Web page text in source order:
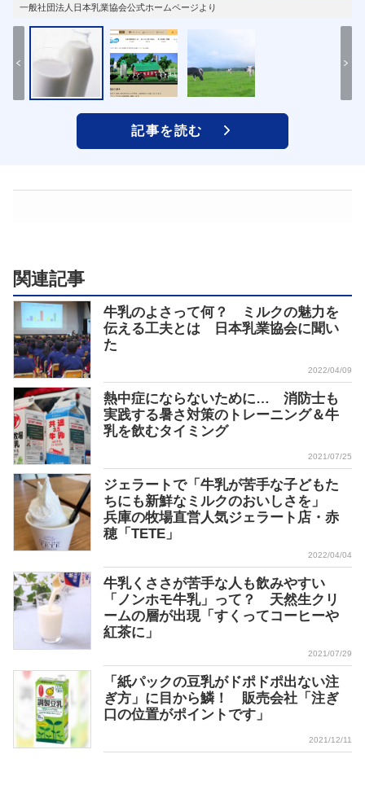
一般社団法人日本乳業協会公式ホームページより
記事を読む
関連記事
牛乳のよさって何？ ミルクの魅力を
伝える工夫とは 日本乳業協会に聞い
た
2022/04/09
熱中症にならないために… 消防士も
実践する暑さ対策のトレーニング＆牛
乳を飲むタイミング
2021/07/25
ジェラートで「牛乳が苦手な子どもた
ちにも新鮮なミルクのおいしさを」
兵庫の牧場直営人気ジェラート店・赤
穂「TETE」
2022/04/04
牛乳くささが苦手な人も飲みやすい
「ノンホモ牛乳」って？ 天然生クリ
ームの層が出現「すくってコーヒーや
紅茶に」
2021/07/29
「紙パックの豆乳がドポドポ出ない注
ぎ方」に目から鱗！ 販売会社「注ぎ
口の位置がポイントです」
2021/12/11